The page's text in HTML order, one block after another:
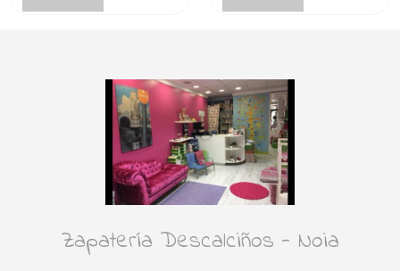
Zapatería Descalciños - Noia